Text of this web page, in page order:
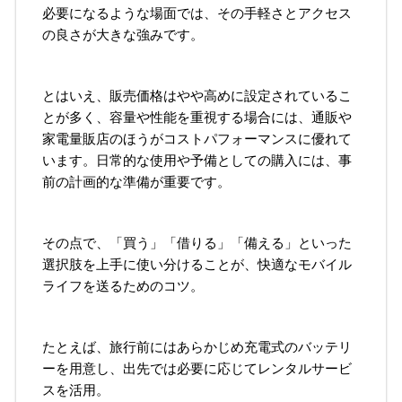
必要になるような場面では、その手軽さとアクセス
の良さが大きな強みです。
とはいえ、販売価格はやや高めに設定されているこ
とが多く、容量や性能を重視する場合には、通販や
家電量販店のほうがコストパフォーマンスに優れて
います。日常的な使用や予備としての購入には、事
前の計画的な準備が重要です。
その点で、「買う」「借りる」「備える」といった
選択肢を上手に使い分けることが、快適なモバイル
ライフを送るためのコツ。
たとえば、旅行前にはあらかじめ充電式のバッテリ
ーを用意し、出先では必要に応じてレンタルサービ
スを活用。